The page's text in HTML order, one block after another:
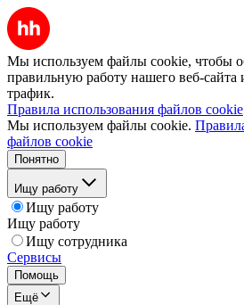
Мы используем файлы cookie, чтобы
правильную работу нашего веб-сайта
трафик.
Правила использования файлов cookie
Мы используем файлы cookie.
файлов cookie
Понятно
Ищу работу
Ищу работу
Ищу работу
Ищу сотрудника
Сервисы
Помощь
Ещё